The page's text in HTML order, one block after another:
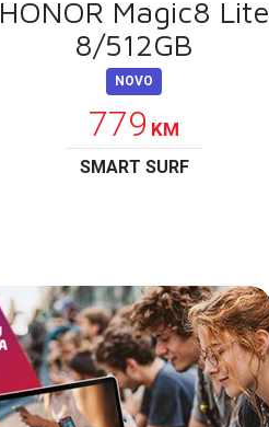
HONOR Magic8 Lite
8/512GB
NOVO
779 KM
SMART SURF